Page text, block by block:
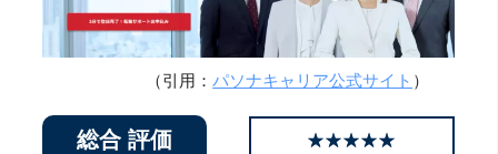
（引用：パソナキャリア公式サイト ）
総合 評価 ☆☆☆☆☆
★★★★★